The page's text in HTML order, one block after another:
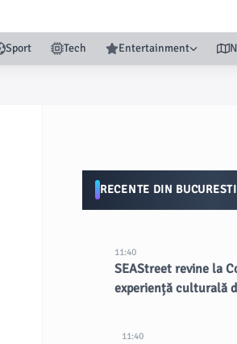
Sport Tech Entertainment
RECENTE DIN BUCURESTI
11:40
SEAStreet revine la
experiență culturală
11:40